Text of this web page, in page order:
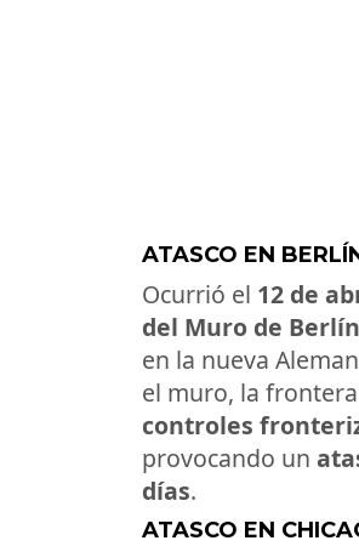
ATASCO EN
Ocurrió el 12 de
del Muro de Berlín
en la nueva
el muro, la
controles
provocando un
días.
ATASCO EN